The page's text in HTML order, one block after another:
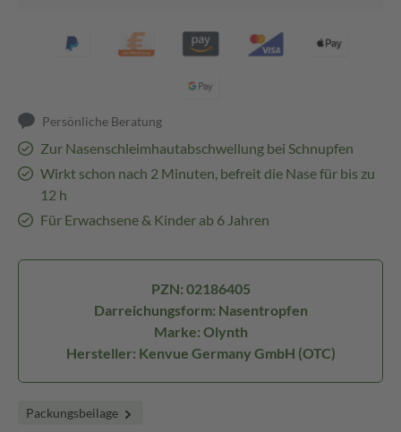
Persönliche Beratung
Zur Nasenschleimhautabschwellung bei Schnupfen
Wirkt schon nach 2 Minuten, befreit die Nase für bis zu
12 h
Für Erwachsene & Kinder ab 6 Jahren
PZN: 02186405
Darreichungsform: Nasentropfen
Marke: Olynth
Hersteller: Kenvue Germany GmbH (OTC)
Packungsbeilage